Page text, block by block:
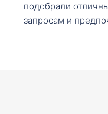
подобрали
запросам и